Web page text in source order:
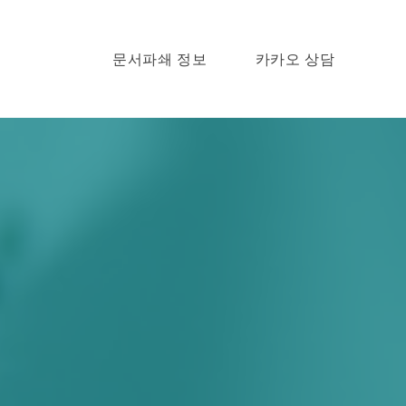
문서파쇄 정보 카카오 상담